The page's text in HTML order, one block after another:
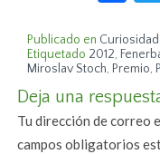
Publicado en
Etiquetado 2012,
Miroslav Stoch, Premio,
Deja una
Tu dirección de correo
campos obligatorios